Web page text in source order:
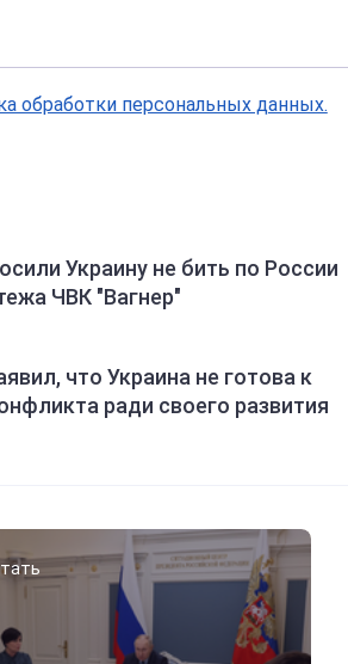
обработки персональных данных.
Украину не бить по России
ЧВК "Вагнер"
что Украина не готова к
ради своего развития